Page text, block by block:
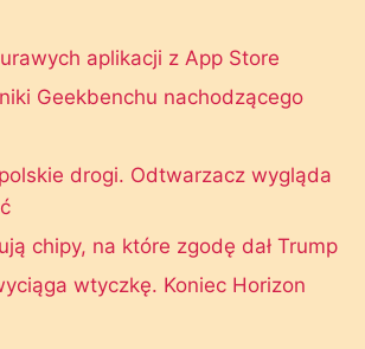
aplikacji z App Store
Geekbenchu nachodzącego
drogi. Odtwarzacz wygląda
chipy, na które zgodę dał Trump
wtyczkę. Koniec Horizon